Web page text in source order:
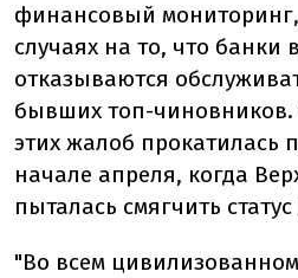
финансовый
случаях на то, что банки
отказываются
бывших топ-
этих жалоб прокатилась
начале апреля, когда
пыталась смягчить статус
"Во всем